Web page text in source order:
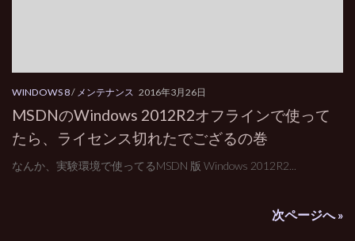
WINDOWS 8/ メンテナンス 2016年3月26日
MSDNのWindows 2012R2オフラインで使って
たら、ライセンス切れたでござるの巻
なんか、実験環境で使ってるMSDN 版 Windows 2012R2...
次ページへ »